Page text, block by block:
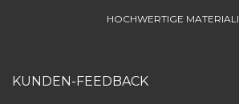
HOCHWERTIGE
KUNDEN-FEEDBACK